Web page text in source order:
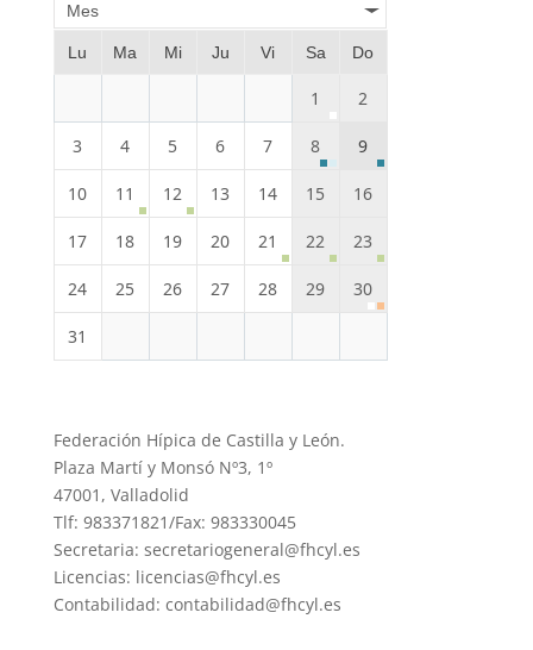
Mes
Lu Ma Mi Ju Vi Sa Do
1 2
3 4 5 6 7 8 9
10 11 12 13 14 15 16
17 18 19 20 21 22 23
24 25 26 27 28 29 30
31
Federación Hípica de Castilla y León.
Plaza Martí y Monsó Nº3, 1º
47001, Valladolid
Tlf: 983371821/Fax: 983330045
Secretaria: secretariogeneral@fhcyl.es
Licencias: licencias@fhcyl.es
Contabilidad: contabilidad@fhcyl.es